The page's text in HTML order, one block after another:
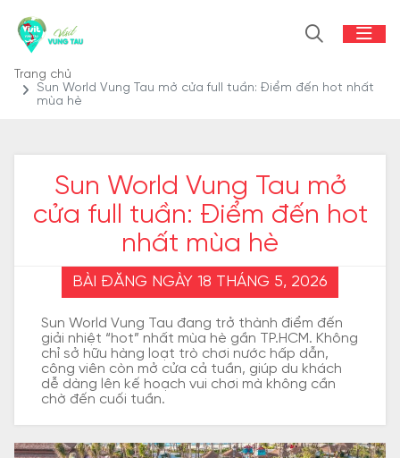
Trang chủ
Sun World Vung Tau mở cửa full tuần: Điểm đến hot nhất
mùa hè
Sun World Vung Tau mở
cửa full tuần: Điểm đến hot
nhất mùa hè
BÀI ĐĂNG NGÀY 18 THÁNG 5, 2026
Sun World Vung Tau đang trở thành điểm đến
giải nhiệt “hot” nhất mùa hè gần TP.HCM. Không
chỉ sở hữu hàng loạt trò chơi nước hấp dẫn,
công viên còn mở cửa cả tuần, giúp du khách
dễ dàng lên kế hoạch vui chơi mà không cần
chờ đến cuối tuần.